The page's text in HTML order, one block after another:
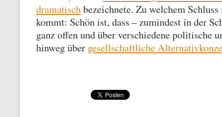
dramatischbezeichnete. Zu welchem
kommt: Schön ist, dass – zumindest in der
ganz offen und über verschiedene politische
hinweg über gesellschaftliche